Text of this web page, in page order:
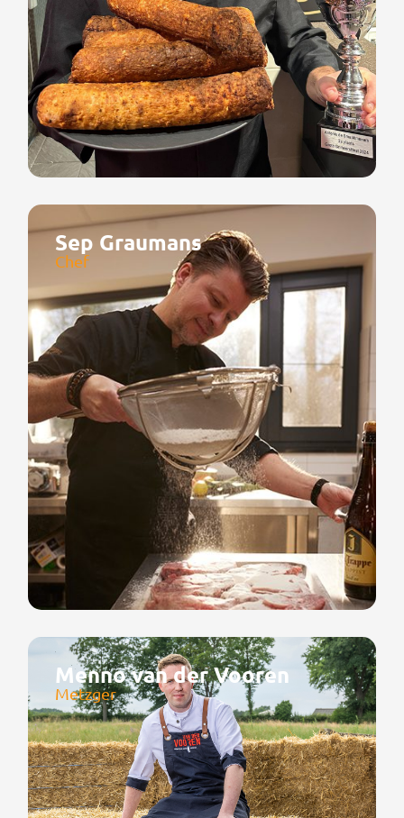
Sep Graumans
Chef
Menno van der Vooren
Metzger